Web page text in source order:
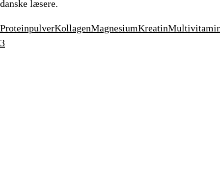
danske læsere.
ProteinpulverKollagenMagnesiumKreatin
3